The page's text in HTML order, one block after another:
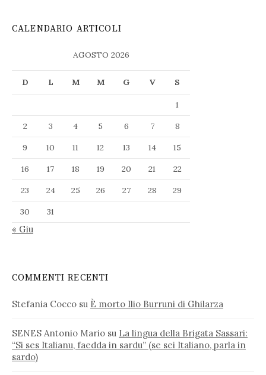
CALENDARIO ARTICOLI
AGOSTO 2026
D L M M G V S
1
2
3 4 5 6 7
8
9
10 11 12 13 14
15
16
17 18 19 20 21
22
23
24 25 26 27 28
29
30
31
« Giu
COMMENTI RECENTI
Stefania Cocco su È morto Ilio Burruni di Ghilarza
SENES Antonio Mario su La lingua della Brigata Sassari:
“Si ses Italianu, faedda in sardu” (se sei Italiano, parla in
sardo)